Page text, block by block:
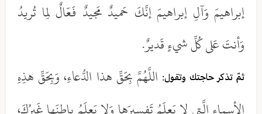
إبراهيمَ وَآلِ إبراهيمَ إنَّكَ حَميدٌ مَجيدٌ فَعّالٌ لِما تُريدُ
وَأنتَ عَلى كُلِّ شيءٍ قَديرٌ.
ثمّ تذكر حاجتك وتقول: اللَّهُمَّ بِحَقِّ هذا الدُّعاءِ، وَبِحَقِّ هذِهِ
الأسماءِ الَّتي لا يَعلَمُ تَفسيرَها وَلا يَعلَمُ باطِنَها غَيرُكَ،